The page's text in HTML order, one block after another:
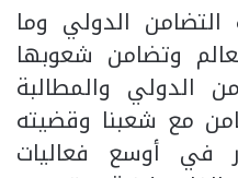
الدولي وما
وتضامن شعوبها
الدولي والمطالبة
مع شعبنا وقضيته
في أوسع فعاليات